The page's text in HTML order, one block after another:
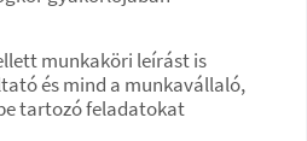
munkaköri leírást is
és mind a munkavállaló,
tartozó feladatokat